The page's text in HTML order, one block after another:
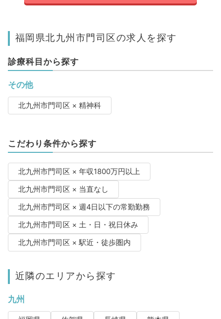
福岡県北九州市門司区の求人を探す
診療科目から探す
その他
北九州市門司区 × 精神科
こだわり条件から探す
北九州市門司区 × 年収1800万円以上
北九州市門司区 × 当直なし
北九州市門司区 × 週4日以下の常勤勤務
北九州市門司区 × 土・日・祝日休み
北九州市門司区 × 駅近・徒歩圏内
近隣のエリアから探す
九州